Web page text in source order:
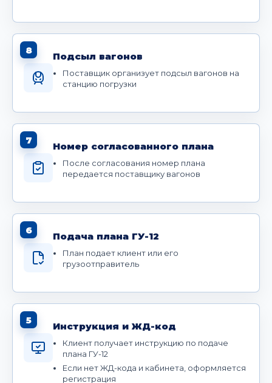
8
Подсыл вагонов
Поставщик организует подсыл вагонов на
станцию погрузки
7
Номер согласованного плана
После согласования номер плана
передается поставщику вагонов
6
Подача плана ГУ-12
План подает клиент или его
грузоотправитель
5
Инструкция и ЖД-код
Клиент получает инструкцию по подаче
плана ГУ-12
Если нет ЖД-кода и кабинета, оформляется
регистрация